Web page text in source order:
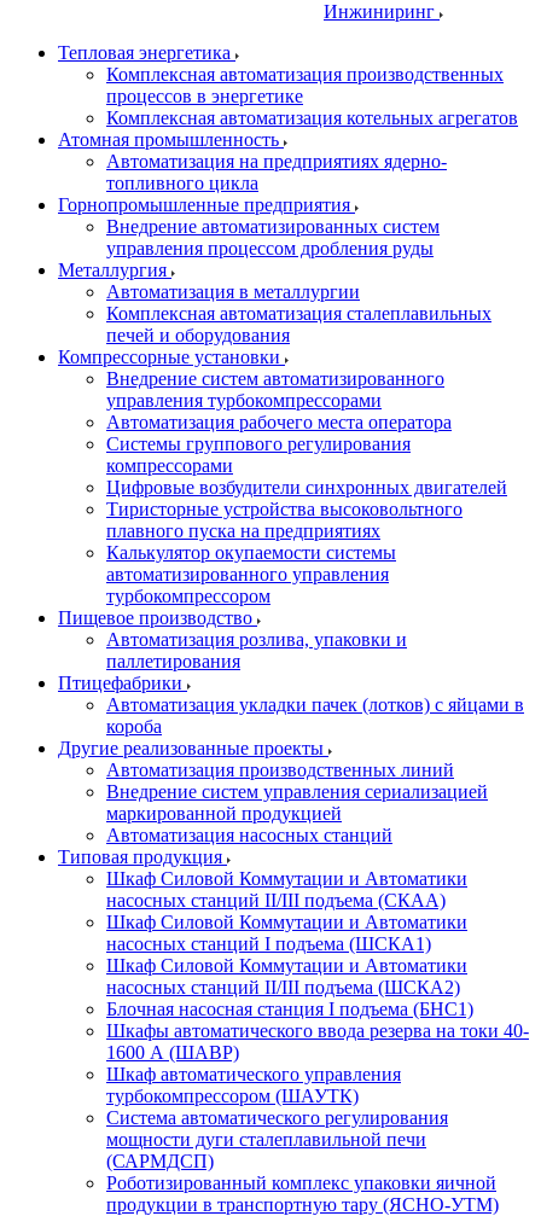
Инжиниринг
Тепловая энергетика
Комплексная автоматизация производственных
процессов в энергетике
Комплексная автоматизация котельных агрегатов
Атомная промышленность
Автоматизация на предприятиях ядерно-
топливного цикла
Горнопромышленные предприятия
Внедрение автоматизированных систем
управления процессом дробления руды
Металлургия
Автоматизация в металлургии
Комплексная автоматизация сталеплавильных
печей и оборудования
Компрессорные установки
Внедрение систем автоматизированного
управления турбокомпрессорами
Автоматизация рабочего места оператора
Системы группового регулирования
компрессорами
Цифровые возбудители синхронных двигателей
Тиристорные устройства высоковольтного
плавного пуска на предприятиях
Калькулятор окупаемости системы
автоматизированного управления
турбокомпрессором
Пищевое производство
Автоматизация розлива, упаковки и
паллетирования
Птицефабрики
Автоматизация укладки пачек (лотков) с яйцами в
короба
Другие реализованные проекты
Автоматизация производственных линий
Внедрение систем управления сериализацией
маркированной продукцией
Автоматизация насосных станций
Типовая продукция
Шкаф Силовой Коммутации и Автоматики
насосных станций II/III подъема (СКАА)
Шкаф Силовой Коммутации и Автоматики
насосных станций I подъема (ШСКА1)
Шкаф Силовой Коммутации и Автоматики
насосных станций II/III подъема (ШСКА2)
Блочная насосная станция I подъема (БНС1)
Шкафы автоматического ввода резерва на токи 40-
1600 А (ШАВР)
Шкаф автоматического управления
турбокомпрессором (ШАУТК)
Система автоматического регулирования
мощности дуги сталеплавильной печи
(САРМДСП)
Роботизированный комплекс упаковки яичной
продукции в транспортную тару (ЯСНО-УТМ)